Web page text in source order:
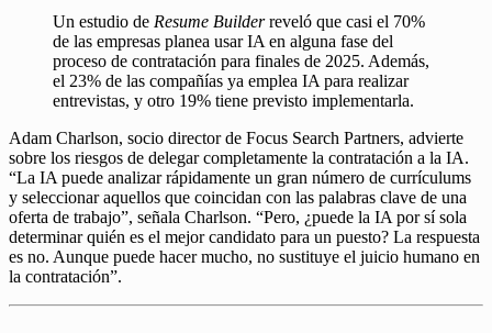
Un estudio de Resume Builderreveló que casi el 70%
de las empresas planea usar IA en alguna fase del
proceso de contratación para finales de 2025. Además,
el 23% de las compañías ya emplea IA para realizar
entrevistas, y otro 19% tiene previsto implementarla.
Adam Charlson, socio director de Focus Search Partners, advierte
sobre los riesgos de delegar completamente la contratación a la IA.
“La IA puede analizar rápidamente un gran número de currículums
y seleccionar aquellos que coincidan con las palabras clave de una
oferta de trabajo”, señala Charlson. “Pero, ¿puede la IA por sí sola
determinar quién es el mejor candidato para un puesto? La respuesta
es no. Aunque puede hacer mucho, no sustituye el juicio humano en
la contratación”.